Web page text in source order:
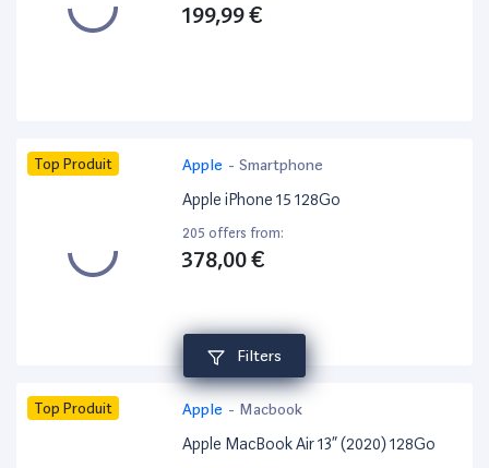
Filters
199,99 €
Top Produit Apple - Smartphone
Apple iPhone 15 128Go
205 offers from:
378,00 €
Top Produit Apple - Macbook
Apple MacBook Air 13” (2020) 128Go